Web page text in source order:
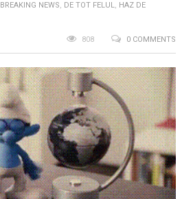
BREAKING NEWS, DE TOT FELUL, HAZ DE
0 COMMENTS
808